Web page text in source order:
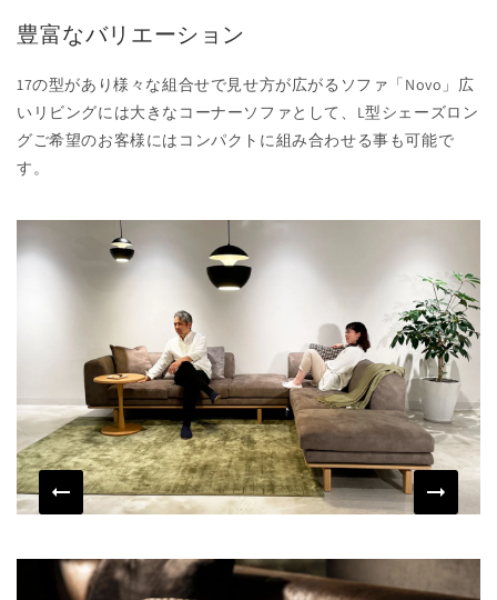
豊富なバリエーション
17の型があり様々な組合せで見せ方が広がるソファ「Novo」広
いリビングには大きなコーナーソファとして、L型シェーズロン
グご希望のお客様にはコンパクトに組み合わせる事も可能で
す。